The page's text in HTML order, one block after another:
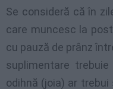
Se consideră că în
care muncesc la
cu pauză de prânz
suplimentare
odihnă (joia) ar